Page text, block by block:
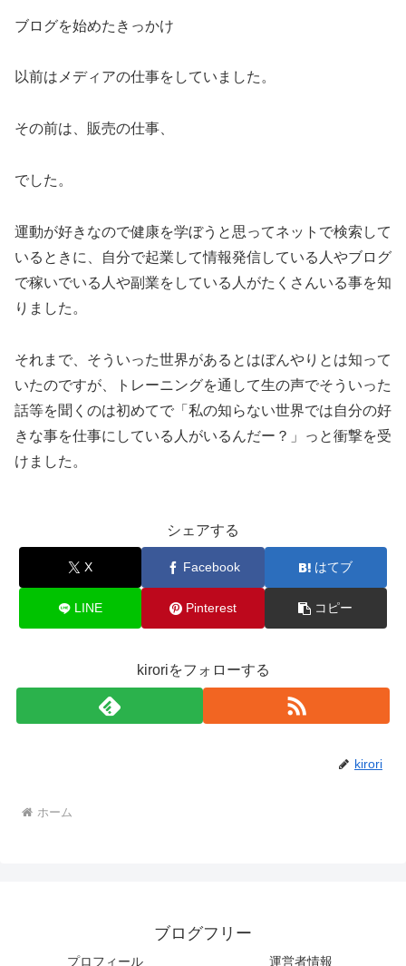
ブログを始めたきっかけ
以前はメディアの仕事をしていました。
その前は、販売の仕事、
でした。
運動が好きなので健康を学ぼうと思ってネットで検索して
いるときに、自分で起業して情報発信している人やブログ
で稼いでいる人や副業をしている人がたくさんいる事を知
りました。
それまで、そういった世界があるとはぼんやりとは知って
いたのですが、トレーニングを通して生の声でそういった
話等を聞くのは初めてで「私の知らない世界では自分の好
きな事を仕事にしている人がいるんだー？」っと衝撃を受
けました。
シェアする
X Facebook はてブ
LINE Pinterest コピー
kiroriをフォローする
kirori
ホーム
ブログフリー
プロフィール 運営者情報